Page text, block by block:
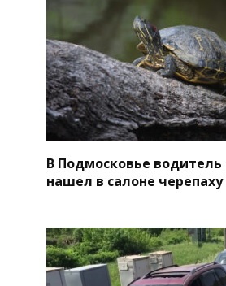
В Подмосковье водитель
нашел в салоне черепаху